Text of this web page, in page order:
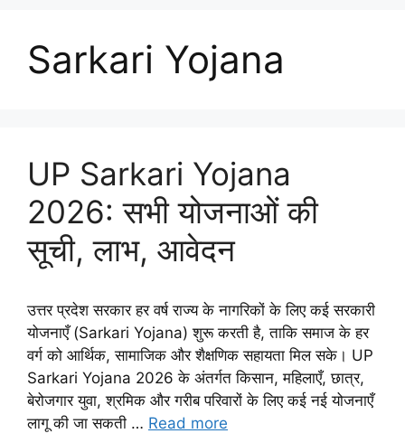
Sarkari Yojana
UP Sarkari Yojana
2026: सभी योजनाओं की
सूची, लाभ, आवेदन
उत्तर प्रदेश सरकार हर वर्ष राज्य के नागरिकों के लिए कई सरकारी
योजनाएँ (Sarkari Yojana) शुरू करती है, ताकि समाज के हर
वर्ग को आर्थिक, सामाजिक और शैक्षणिक सहायता मिल सके। UP
Sarkari Yojana 2026 के अंतर्गत किसान, महिलाएँ, छात्र,
बेरोजगार युवा, श्रमिक और गरीब परिवारों के लिए कई नई योजनाएँ
लागू की जा सकती … Read more